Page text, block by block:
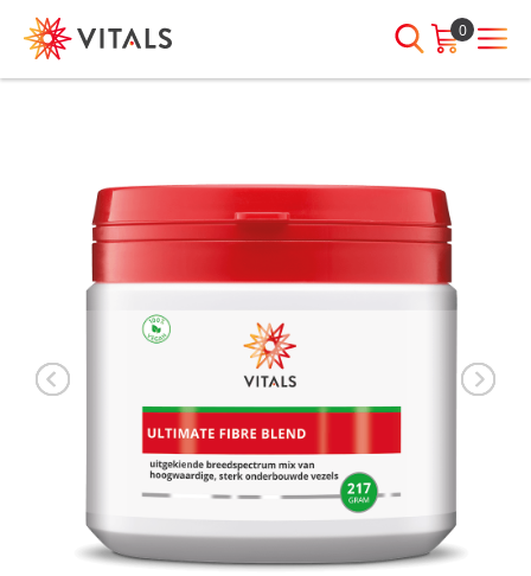
0
We staan elke dag voor je klaar!
ndien we je ergens mee kunnen
helpen, neem dan contact met
075-6476050
E-mailadres
Wachtwoord
Wachtwoord
vergeten?
INLOGGEN